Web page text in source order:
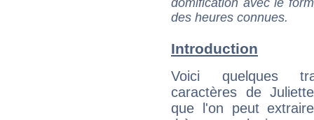
des heures connues.
Introduction
Voici quelques
caractères de
que l'on peut